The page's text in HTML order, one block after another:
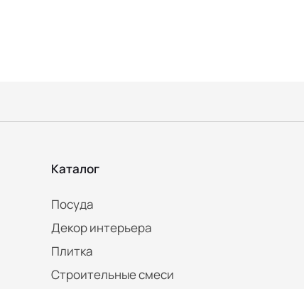
Каталог
Посуда
Декор интерьера
Плитка
Строительные смеси